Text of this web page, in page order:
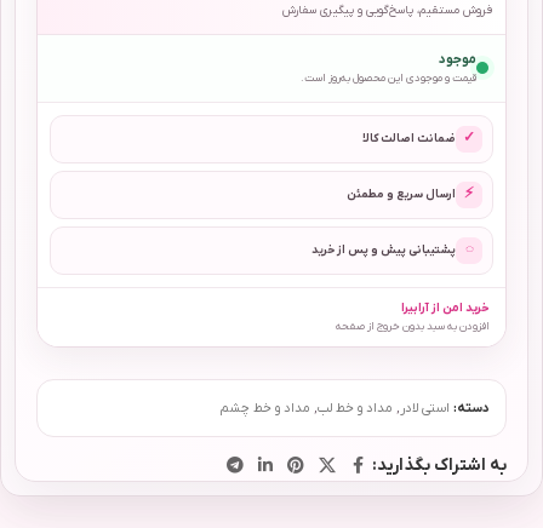
فروش مستقیم، پاسخ‌گویی و پیگیری سفارش
موجود
قیمت و موجودی این محصول به‌روز است.
✓ ضمانت اصالت کالا
⚡ ارسال سریع و مطمئن
◌ پشتیبانی پیش و پس از خرید
خرید امن از آرابیرا
افزودن به سبد بدون خروج از صفحه
دسته: استی لادر , مداد و خط لب, مداد و خط چشم
به اشتراک بگذارید: